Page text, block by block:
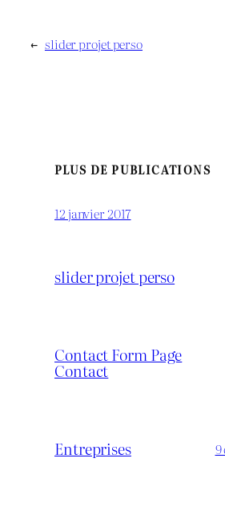
← slider projet perso
PLUS DE PUBLICATIONS
12 janvier 2017
slider projet perso
Contact Form Page
Contact
Entreprises 9